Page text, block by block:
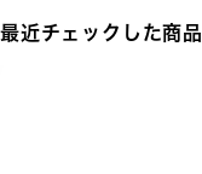
最近チェックした商品